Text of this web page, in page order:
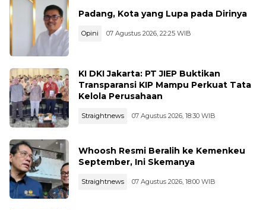
Padang, Kota yang Lupa pada Dirinya
Opini 07 Agustus 2026, 22:25 WIB
KI DKI Jakarta: PT JIEP Buktikan
Transparansi KIP Mampu Perkuat Tata
Kelola Perusahaan
Straightnews 07 Agustus 2026, 18:30 WIB
Whoosh Resmi Beralih ke Kemenkeu
September, Ini Skemanya
Straightnews 07 Agustus 2026, 18:00 WIB